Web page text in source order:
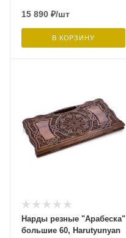
15 890 ₽/шт
В КОРЗИНУ
Нарды резные "Арабеска"
большие 60, Harutyunyan